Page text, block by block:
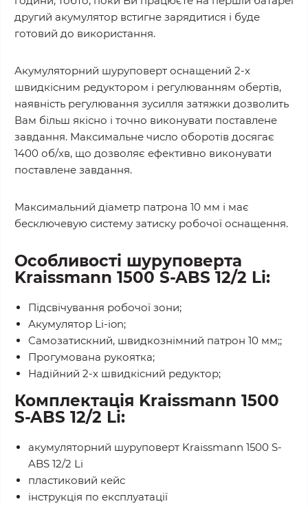
другий акумулятор встигне зарядитися і буде
готовий до використання.
Акумуляторний шуруповерт оснащений 2-х
швидкісним редуктором і регулюванням обертів,
наявність регулювання зусилля затяжки дозволить
Вам більш якісно і точно виконувати поставлене
завдання. Максимальне число оборотів досягає
1400 об/хв, що дозволяє ефективно виконувати
поставлене завдання.
Максимальний діаметр патрона 10 мм і має
бесключевую систему затиску робочої оснащення.
Особливості шуруповерта
Kraissmann 1500 S-ABS 12/2 Li:
Підсвічування робочої зони;
Акумулятор Li-ion;
Самозатискний, швидкознімний патрон 10 мм;;
Прогумована рукоятка;
Надійний 2-х швидкісний редуктор;
Комплектація Kraissmann 1500
S-ABS 12/2 Li:
акумуляторний шуруповерт Kraissmann 1500 S-
ABS 12/2 Li
пластиковий кейс
інструкція по експлуатації